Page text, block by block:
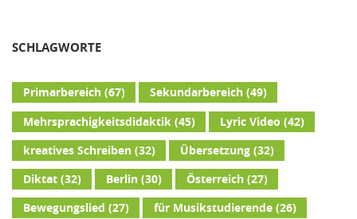
SCHLAGWORTE
Primarbereich(67) Sekundarbereich(49)
Mehrsprachigkeitsdidaktik(45) Lyric Video (42)
kreatives Schreiben(32) Übersetzung(32)
Diktat(32) Berlin(30) Österreich(27)
Bewegungslied (27) für Musikstudierende(26)